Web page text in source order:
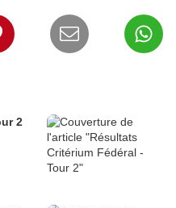
2